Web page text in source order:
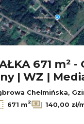
671 m² -
| WZ |
Chełmińska,
671 m2 140,00 zł/